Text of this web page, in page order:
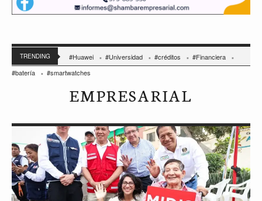
TRENDING #Huawei #Universidad #créditos
#Financiera
#batería
#smartwatches
EMPRESARIAL